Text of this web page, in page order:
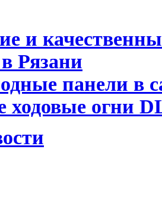
и
Рязани
панели в
ходовые огни